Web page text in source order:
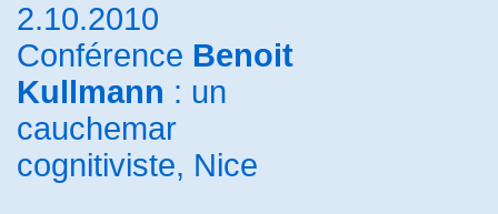
2.10.2010
Conférence Benoit
Kullmann : un
cauchemar
cognitiviste, Nice